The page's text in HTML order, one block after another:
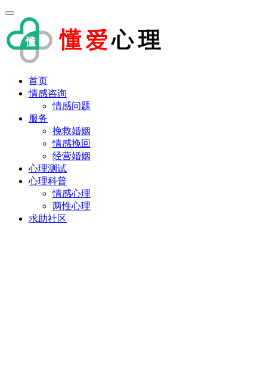
首页
情感咨询
情感问题
服务
挽救婚姻
情感挽回
经营婚姻
心理测试
心理科普
情感心理
两性心理
求助社区